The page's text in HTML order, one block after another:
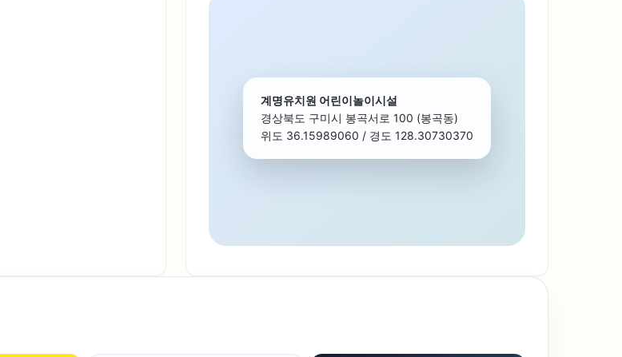
계명유치원 어린이놀이시설
경상북도 구미시 봉곡서로 100 (봉곡동)
위도 36.15989060 / 경도 128.30730370